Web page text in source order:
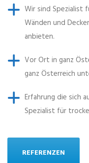
Wir sind Spezialist
Wänden und
anbieten.
Vor Ort in ganz
ganz Österreich
Erfahrung die sich
Spezialist für
REFERENZEN